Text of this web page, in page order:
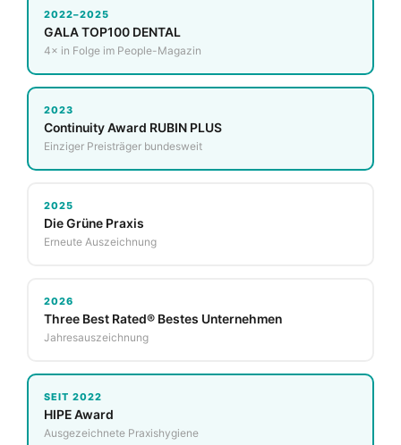
2022–2025
GALA TOP100 DENTAL
4× in Folge im People-Magazin
2023
Continuity Award RUBIN PLUS
Einziger Preisträger bundesweit
2025
Die Grüne Praxis
Erneute Auszeichnung
2026
Three Best Rated® Bestes Unternehmen
Jahresauszeichnung
SEIT 2022
HIPE Award
Ausgezeichnete Praxishygiene